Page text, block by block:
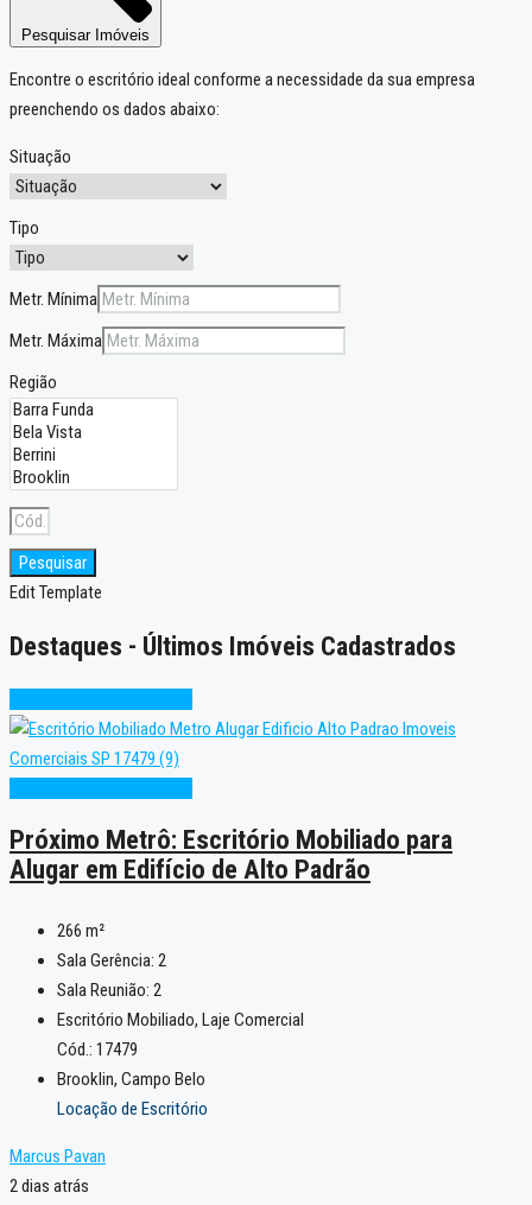
Pesquisar Imóveis
Encontre o escritório ideal conforme a necessidade da sua empresa
preenchendo os dados abaixo:
Situação
Tipo
Metr. Mínima
Metr. Máxima
Região
Pesquisar
Edit Template
Destaques - Últimos Imóveis Cadastrados
Próximo Metrô: Escritório Mobiliado para
Alugar em Edifício de Alto Padrão
266 m²
Sala Gerência: 2
Sala Reunião: 2
Escritório Mobiliado, Laje Comercial
Cód.: 17479
Brooklin, Campo Belo
Locação de Escritório
Marcus Pavan
2 dias atrás